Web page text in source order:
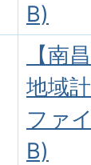
B)
【南
地域
ファ
B)